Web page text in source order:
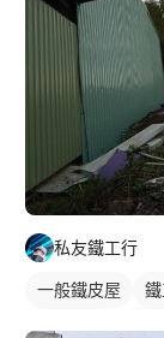
私友鐵工行
一般鐵皮屋
鐵皮屋頂
鐵